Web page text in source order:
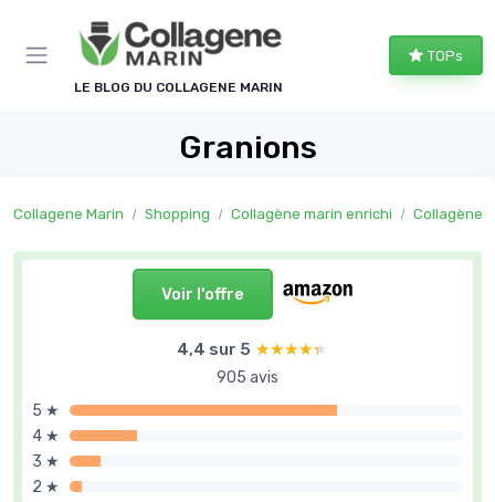
LE BLOG DU COLLAGENE MARIN
TOPs
Granions
Collagene Marin Shopping Collagène marin enrichi Collagène marin
Voir l'offre
4,4 sur 5 ★★★★★
★★★★★
905 avis
5 ★
4 ★
3 ★
2 ★